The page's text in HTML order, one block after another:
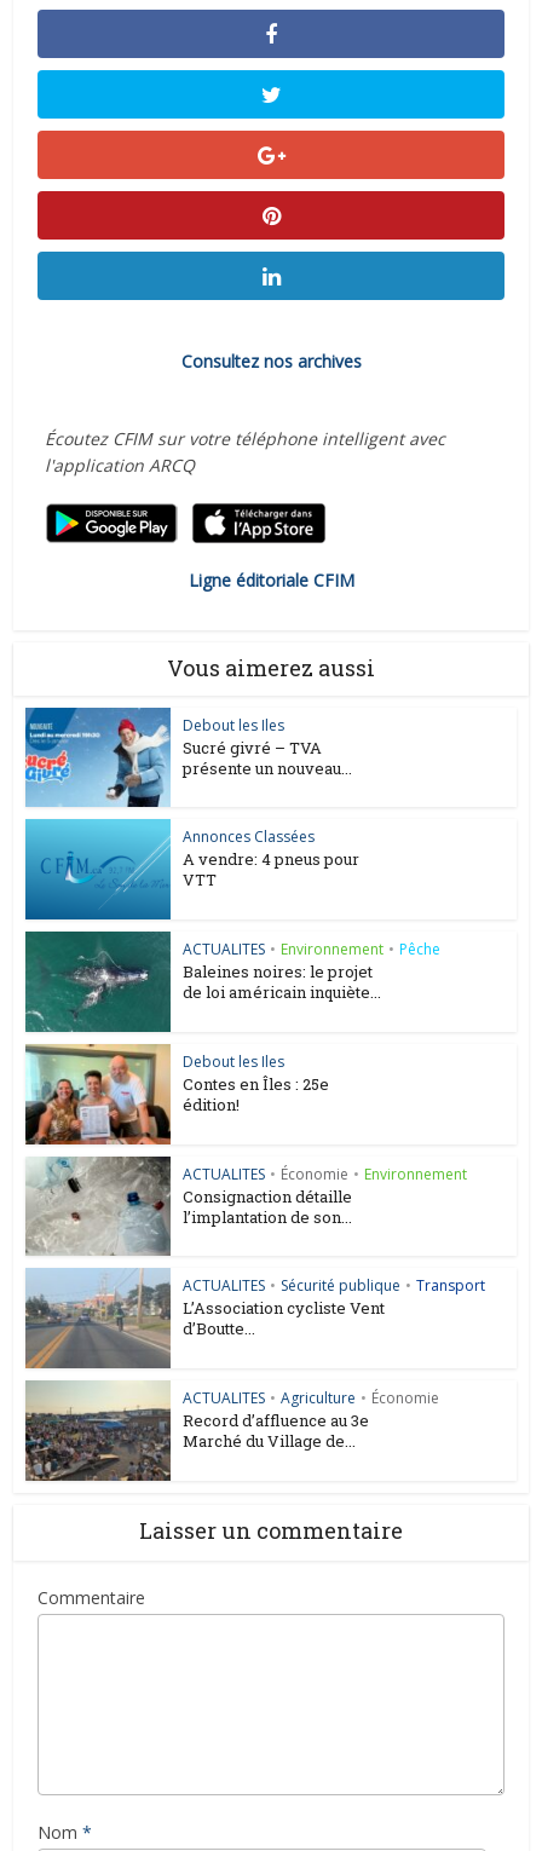
Consultez nos archives
Écoutez CFIM sur votre téléphone intelligent avec
l'application ARCQ
Ligne éditoriale CFIM
Vous aimerez aussi
Debout les Iles
Sucré givré – TVA
présente un nouveau...
Annonces Classées
A vendre: 4 pneus pour
VTT
ACTUALITES • Environnement • Pêche
Baleines noires: le projet
de loi américain inquiète...
Debout les Iles
Contes en Îles : 25e
édition!
ACTUALITES • Économie • Environnement
Consignaction détaille
l’implantation de son...
ACTUALITES • Sécurité publique • Transport
L’Association cycliste Vent
d’Boutte...
ACTUALITES • Agriculture • Économie
Record d’affluence au 3e
Marché du Village de...
Laisser un commentaire
Commentaire
Nom *